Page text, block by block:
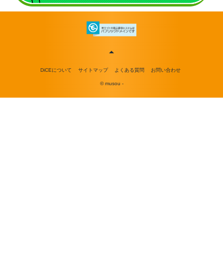
DiCEについて サイトマップ よくある質問 お問い合わせ
© musou -